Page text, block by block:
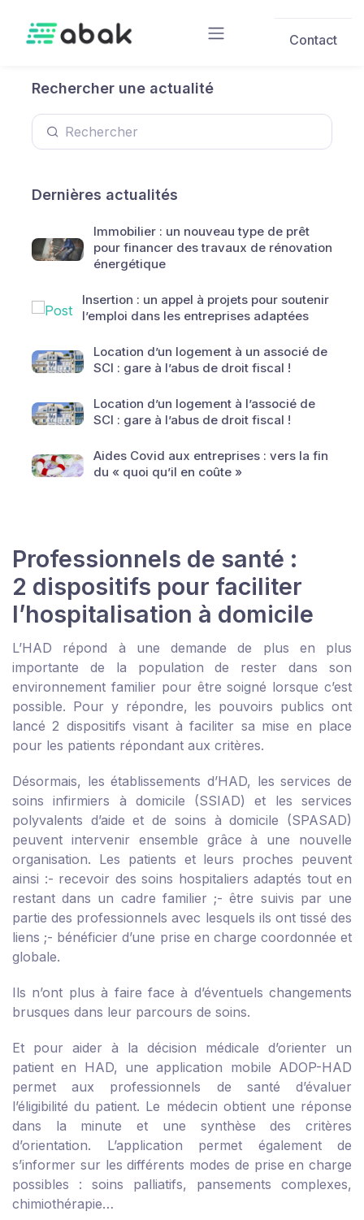
Contact
Rechercher une actualité
Dernières actualités
Immobilier : un nouveau type de prêt
pour financer des travaux de rénovation
énergétique
Insertion : un appel à projets pour soutenir
l’emploi dans les entreprises adaptées
Location d’un logement à un associé de
SCI : gare à l’abus de droit fiscal !
Location d’un logement à l’associé de
SCI : gare à l’abus de droit fiscal !
Aides Covid aux entreprises : vers la fin
du « quoi qu’il en coûte »
Professionnels de santé :
2 dispositifs pour faciliter
l’hospitalisation à domicile
L’HAD répond à une demande de plus en plus
importante de la population de rester dans son
environnement familier pour être soigné lorsque c’est
possible. Pour y répondre, les pouvoirs publics ont
lancé 2 dispositifs visant à faciliter sa mise en place
pour les patients répondant aux critères.
Désormais, les établissements d’HAD, les services de
soins infirmiers à domicile (SSIAD) et les services
polyvalents d’aide et de soins à domicile (SPASAD)
peuvent intervenir ensemble grâce à une nouvelle
organisation. Les patients et leurs proches peuvent
ainsi :- recevoir des soins hospitaliers adaptés tout en
restant dans un cadre familier ;- être suivis par une
partie des professionnels avec lesquels ils ont tissé des
liens ;- bénéficier d’une prise en charge coordonnée et
globale.
Ils n’ont plus à faire face à d’éventuels changements
brusques dans leur parcours de soins.
Et pour aider à la décision médicale d’orienter un
patient en HAD, une application mobile ADOP-HAD
permet aux professionnels de santé d’évaluer
l’éligibilité du patient. Le médecin obtient une réponse
dans la minute et une synthèse des critères
d’orientation. L’application permet également de
s’informer sur les différents modes de prise en charge
possibles : soins palliatifs, pansements complexes,
chimiothérapie…